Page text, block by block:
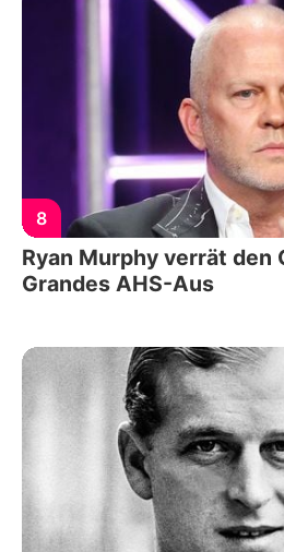
8
Ryan Murphy verrät den
Grandes AHS-Aus